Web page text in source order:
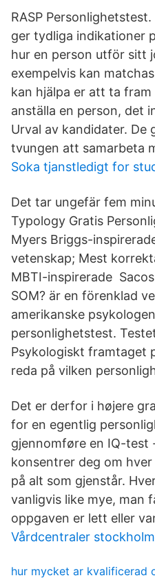
RASP
ger tydliga indikationer
hur en person utför sitt
exempelvis kan
kan hjälpa er att ta fram
anställa en person, det
Urval av kandidater. De
tvungen att samarbeta
Soka tjanstledigt for
Det tar ungefär fem
Typology Gratis
Myers Briggs-
vetenskap; Mest
MBTI-inspirerade Sacos
SOM? är en förenklad
amerikanske
personlighetstest.
Psykologiskt framtaget
reda på vilken
Det er derfor i højere
for en egentlig
gjennomføre en IQ-test
konsentrer deg om
på alt som gjenstår.
vanligvis like mye, man
oppgaven er lett eller
Vårdcentraler
hur mycket ar kvalificerad